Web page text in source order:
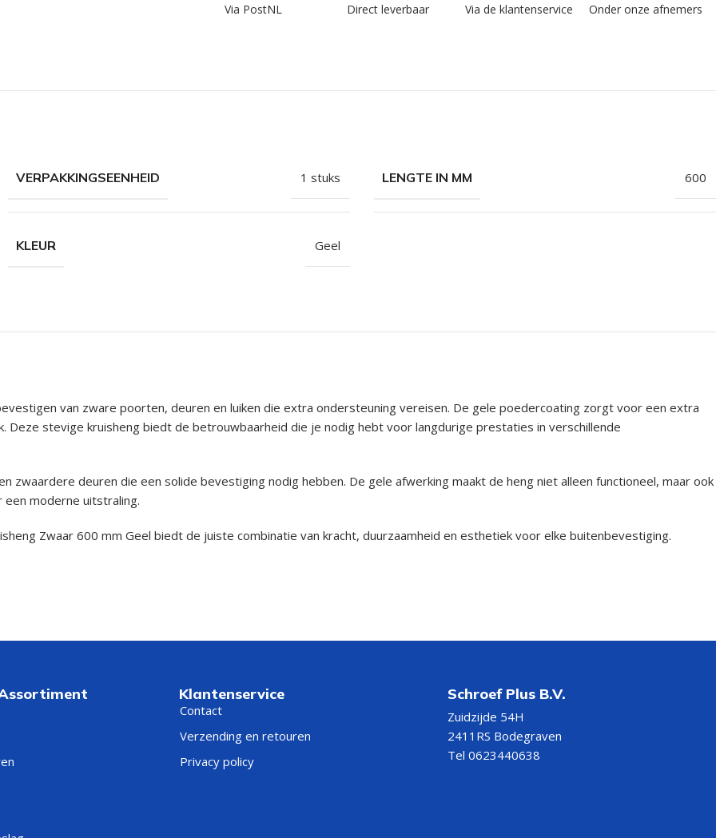
Via PostNL Direct leverbaar Via de klantenservice Onder onze afnemers
VERPAKKINGSEENHEID 1 stuks LENGTE IN MM 600
KLEUR Geel
van zware poorten, deuren en luiken die extra ondersteuning vereisen. De gele poedercoating zorgt voor een extra
stevige kruisheng biedt de betrouwbaarheid die je nodig hebt voor langdurige prestaties in verschillende
zwaardere deuren die een solide bevestiging nodig hebben. De gele afwerking maakt de heng niet alleen functioneel, maar ook
moderne uitstraling.
Zwaar 600 mm Geel biedt de juiste combinatie van kracht, duurzaamheid en esthetiek voor elke buitenbevestiging.
Klantenservice
Contact
Verzending en retouren
Privacy policy
Schroef Plus B.V.
Zuidzijde 54H
2411RS Bodegraven
Tel 0623440638